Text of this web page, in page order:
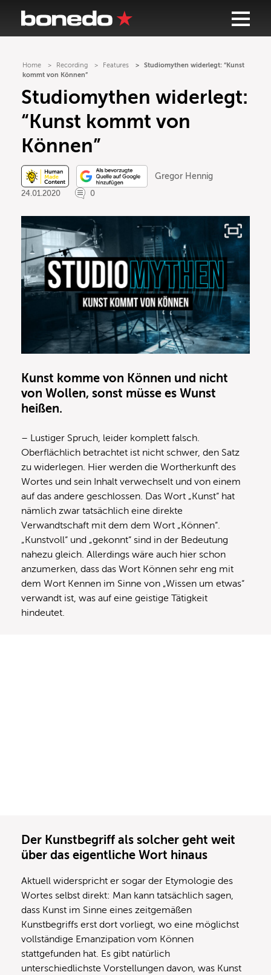
Home Recording Features
Studiomythen widerlegt: “Kunst
kommt von Können”
Studiomythen widerlegt:
“Kunst kommt von
Können”
Gregor Hennig
24.01.2020
0
Kunst komme von Können und nicht
von Wollen, sonst müsse es Wunst
heißen.
– Lustiger Spruch, leider komplett falsch.
Oberflächlich betrachtet ist nicht schwer, den Satz
zu widerlegen. Hier werden die Wortherkunft des
Wortes und sein Inhalt verwechselt und von einem
auf das andere geschlossen. Das Wort „Kunst“ hat
nämlich zwar tatsächlich eine direkte
Verwandtschaft mit dem dem Wort „Können“.
„Kunstvoll“ und „gekonnt“ sind in der Bedeutung
nahezu gleich. Allerdings wäre auch hier schon
anzumerken, dass das Wort Können sehr eng mit
dem Wort Kennen im Sinne von „Wissen um etwas“
verwandt ist, was auf eine geistige Tätigkeit
hindeutet.
Der Kunstbegriff als solcher geht weit
über das eigentliche Wort hinaus
Aktuell widerspricht er sogar der Etymologie des
Wortes selbst direkt: Man kann tatsächlich sagen,
dass Kunst im Sinne eines zeitgemäßen
Kunstbegriffs erst dort vorliegt, wo eine möglichst
vollständige Emanzipation vom Können
stattgefunden hat. Es gibt natürlich
unterschiedlichste Vorstellungen davon, was Kunst